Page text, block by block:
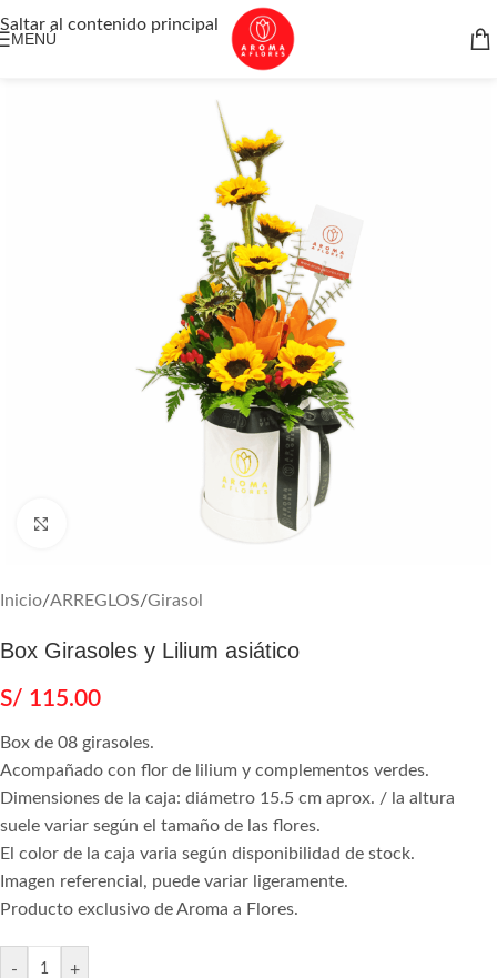
Saltar al contenido principal
MENÚ
Inicio/ARREGLOS/Girasol
Box Girasoles y Lilium asiático
S/ 115.00
Box de 08 girasoles.
Acompañado con flor de lilium y complementos verdes.
Dimensiones de la caja: diámetro 15.5 cm aprox. / la altura
suele variar según el tamaño de las flores.
El color de la caja varia según disponibilidad de stock.
Imagen referencial, puede variar ligeramente.
Producto exclusivo de Aroma a Flores.
- +